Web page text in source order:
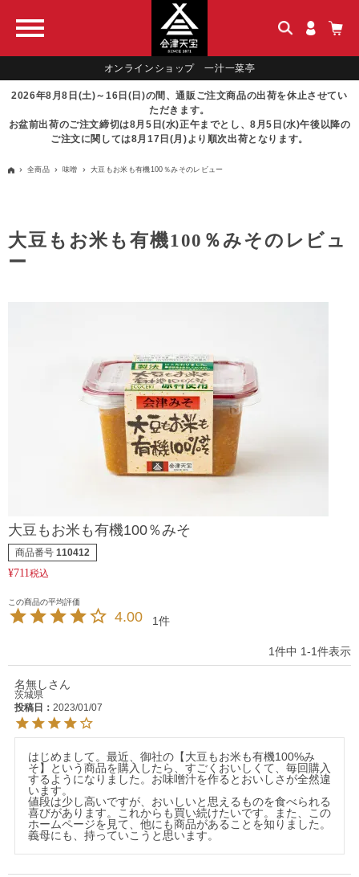
オンラインショップ 一汁一菜亭
2026年8月8日(土)～16日(日)の間、通販ご注文商品の出荷を休止させてい
ただきます。
お盆前出荷のご注文締切は8月5日(水)正午までとし、8月5日(水)午後以降の
ご注文に関しては8月17日(月)より順次出荷となります。
全商品 味噌 大豆もお米も有機100％みそのレビュー
大豆もお米も有機100％みそのレビュ
ー
大豆もお米も有機100％みそ
商品番号 110412
¥711税込
4.00 1
1件中 1-1件表示
名無し
茨城県
投稿日
2023/01/07
はじめまして。最近、御社の【大豆もお米も有機100%み
そ】という商品を購入したら、すごくおいしくて、毎回購入
するようになりました。お味噌汁を作るとおいしさが全然違
います。
値段は少し高いですが、おいしいと思えるものを食べられる
喜びがあります。これからも買い続けたいです。また、この
ホームページを見て、他にも商品があることを知りました。
義母にも、持っていこうと思います。